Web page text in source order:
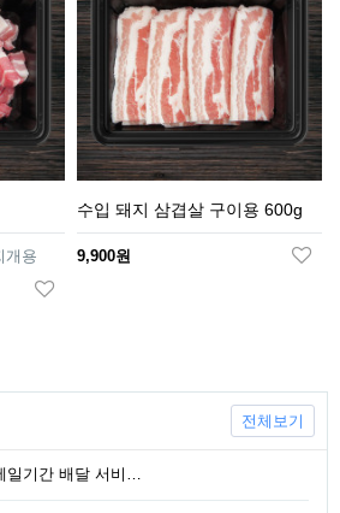
개용
수입 돼지 삼겹살 구이용 600g
9,900원
일기간 배달 서비…
전체보기